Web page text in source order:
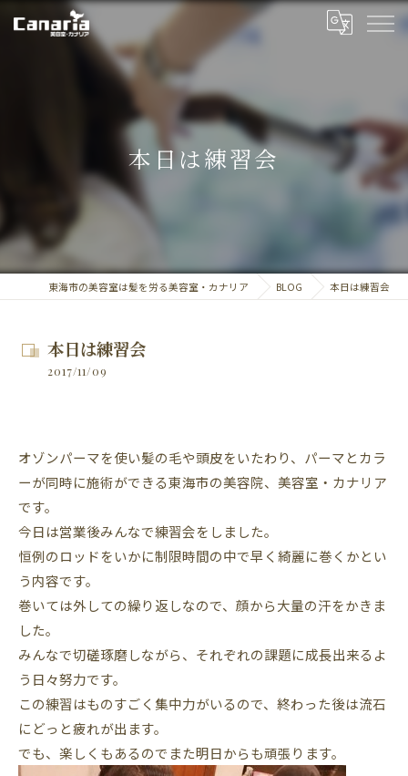
本日は練習会
東海市の美容室は髪を労る美容室・カナリア BLOG 本日は練習会
本日は練習会
2017/11/09
オゾンパーマを使い髪の毛や頭皮をいたわり、パーマとカラ
ーが同時に施術ができる東海市の美容院、美容室・カナリア
です。
今日は営業後みんなで練習会をしました。
恒例のロッドをいかに制限時間の中で早く綺麗に巻くかとい
う内容です。
巻いては外しての繰り返しなので、顔から大量の汗をかきま
した。
みんなで切磋琢磨しながら、それぞれの課題に成長出来るよ
う日々努力です。
この練習はものすごく集中力がいるので、終わった後は流石
にどっと疲れが出ます。
でも、楽しくもあるのでまた明日からも頑張ります。